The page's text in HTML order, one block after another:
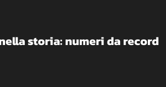
storia: numeri da record